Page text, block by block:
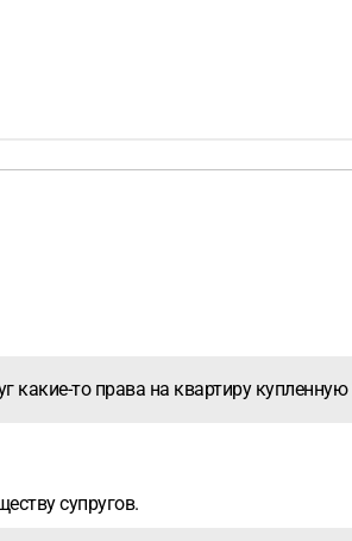
то права на квартиру купленную
супругов.